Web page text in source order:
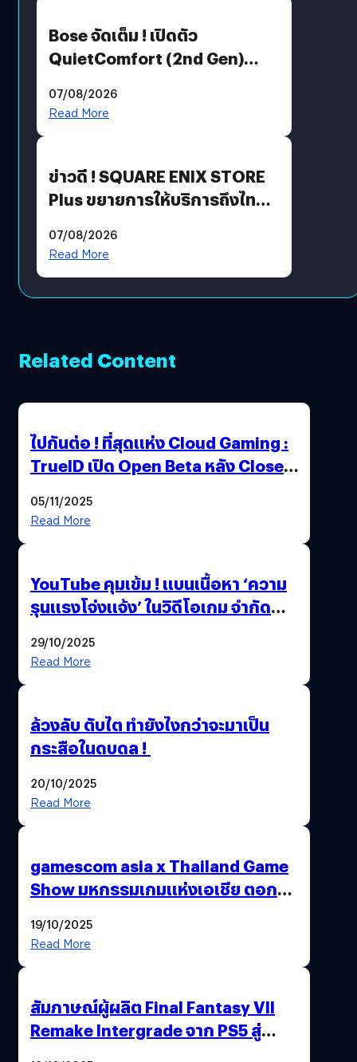
Bose จัดเต็ม ! เปิดตัว
QuietComfort (2nd Gen)
07/08/2026
Read More
ข่าวดี ! SQUARE ENIX STORE
Plus ขยายการให้บริการถึงไทย
โดยตรง
07/08/2026
Read More
Related Content
ไปกันต่อ ! ที่สุดแห่ง Cloud Gaming :
TrueID เปิด Open Beta หลัง Close
Thailand Game Show 2025 ทะลุ 15
05/11/2025
Read More
YouTube คุมเข้ม ! แบนเนื้อหา ‘ความ
รุนแรงโจ่งแจ้ง’ ในวิดีโอเกม จำกัด
29/10/2025
Read More
ล้วงลับ ตับไต ทำยังไงกว่าจะมาเป็น
กระสือในดบดล !
20/10/2025
Read More
gamescom asia x Thailand Game
Show มหกรรมเกมแห่งเอเชีย ตอกย้ำ
พาณิชย์ร่วมชูความสำเร็จ
19/10/2025
Read More
สัมภาษณ์ผู้ผลิต Final Fantasy VII
Remake Intergrade จาก PS5 สู่